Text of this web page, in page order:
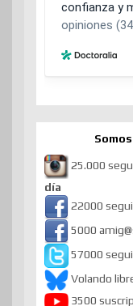
25.000
día
22000
5000
57000
Volando
3500